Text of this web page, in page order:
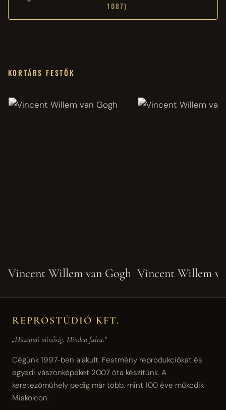
1087)
KORTÁRS FESTŐK
Vincent Willem van Gogh Vincent Willem
REPROSTÚDIÓ KFT.
„Múzeumi minőség. Minden falra."
Cégünk 1997-ben alakult. Festmény reprodukciókat és
egyedi vászonképeket 2007 óta készítünk. A
keretezőműhely pedig már több, mint 100 éve működik
Miskolcon.